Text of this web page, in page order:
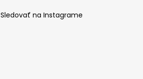
Sledovať na Instagrame